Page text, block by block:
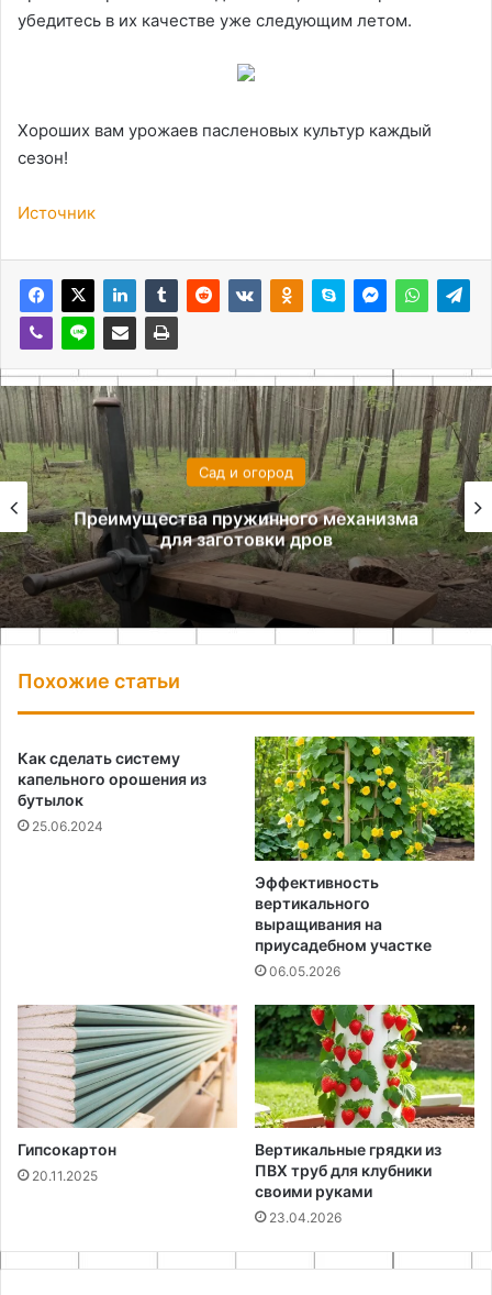
убедитесь в их качестве уже следующим летом.
Хороших вам урожаев пасленовых культур каждый
сезон!
Источник
Сад и огород
Преимущества пружинного механизма
для заготовки дров
Похожие статьи
Как сделать систему
капельного орошения из
бутылок
25.06.2024
Эффективность
вертикального
выращивания на
приусадебном участке
06.05.2026
Гипсокартон
20.11.2025
Вертикальные грядки из
ПВХ труб для клубники
своими руками
23.04.2026